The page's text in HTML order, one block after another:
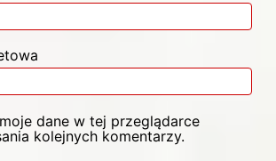
dane w tej przeglądarce
kolejnych komentarzy.